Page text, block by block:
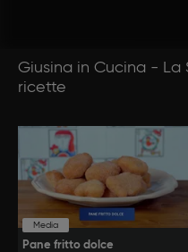
Giusina in Cucina - La
ricette
Media
Pane fritto dolce